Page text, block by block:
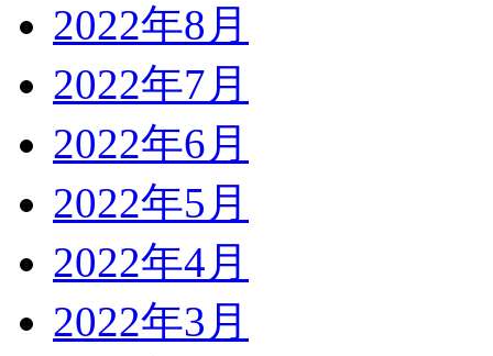
2022年8月
2022年7月
2022年6月
2022年5月
2022年4月
2022年3月